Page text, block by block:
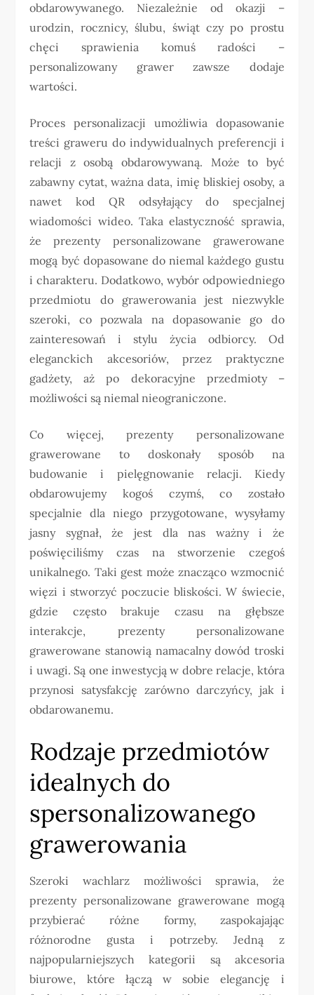
obdarowywanego. Niezależnie od okazji –
urodzin, rocznicy, ślubu, świąt czy po prostu
chęci sprawienia komuś radości –
personalizowany grawer zawsze dodaje
wartości.
Proces personalizacji umożliwia dopasowanie
treści graweru do indywidualnych preferencji i
relacji z osobą obdarowywaną. Może to być
zabawny cytat, ważna data, imię bliskiej osoby, a
nawet kod QR odsyłający do specjalnej
wiadomości wideo. Taka elastyczność sprawia,
że prezenty personalizowane grawerowane
mogą być dopasowane do niemal każdego gustu
i charakteru. Dodatkowo, wybór odpowiedniego
przedmiotu do grawerowania jest niezwykle
szeroki, co pozwala na dopasowanie go do
zainteresowań i stylu życia odbiorcy. Od
eleganckich akcesoriów, przez praktyczne
gadżety, aż po dekoracyjne przedmioty –
możliwości są niemal nieograniczone.
Co więcej, prezenty personalizowane
grawerowane to doskonały sposób na
budowanie i pielęgnowanie relacji. Kiedy
obdarowujemy kogoś czymś, co zostało
specjalnie dla niego przygotowane, wysyłamy
jasny sygnał, że jest dla nas ważny i że
poświęciliśmy czas na stworzenie czegoś
unikalnego. Taki gest może znacząco wzmocnić
więzi i stworzyć poczucie bliskości. W świecie,
gdzie często brakuje czasu na głębsze
interakcje, prezenty personalizowane
grawerowane stanowią namacalny dowód troski
i uwagi. Są one inwestycją w dobre relacje, która
przynosi satysfakcję zarówno darczyńcy, jak i
obdarowanemu.
Rodzaje przedmiotów
idealnych do
spersonalizowanego
grawerowania
Szeroki wachlarz możliwości sprawia, że
prezenty personalizowane grawerowane mogą
przybierać różne formy, zaspokajając
różnorodne gusta i potrzeby. Jedną z
najpopularniejszych kategorii są akcesoria
biurowe, które łączą w sobie elegancję i